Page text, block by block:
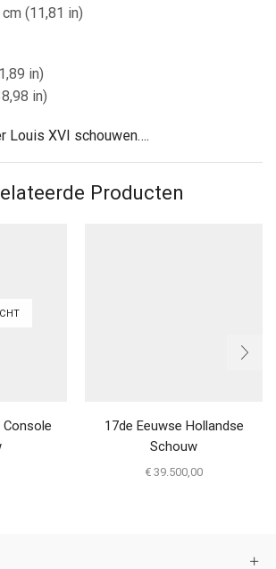
(11,81 in)
in)
in)
Louis XVI schouwen….
Producten
17de Eeuwse Hollandse
Schouw
€ 39.500,00